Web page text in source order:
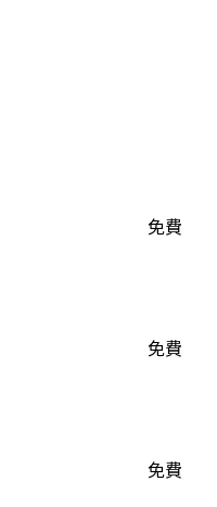
免費
免費
免費